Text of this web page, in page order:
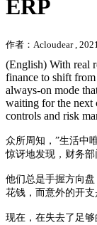
ERP
作者：Acloudear ,
(English) With real
finance to shift
always-on mode
waiting for the next
controls and risk
众所周知，”生活中
惊讶地发现，财务部
他们总是手握方向
花钱，而意外的开支
现在，在失去了足